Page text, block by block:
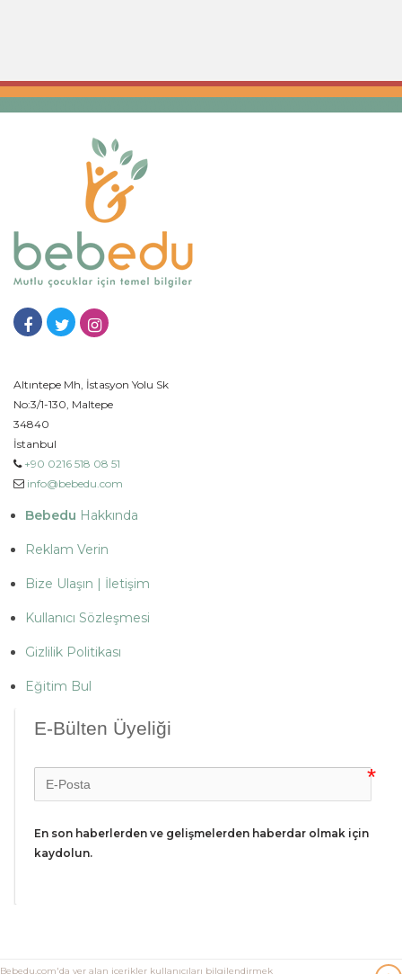
Altıntepe Mh, İstasyon Yolu Sk
No:3/1-130, Maltepe
34840
İstanbul
+90 0216 518 08 51
info@bebedu.com
Bebedu Hakkında
Reklam Verin
Bize Ulaşın | İletişim
Kullanıcı Sözleşmesi
Gizlilik Politikası
Eğitim Bul
E-Bülten Üyeliği
En son haberlerden ve gelişmelerden haberdar olmak için
kaydolun.
Bebedu.com'da yer alan içerikler kullanıcıları bilgilendirmek